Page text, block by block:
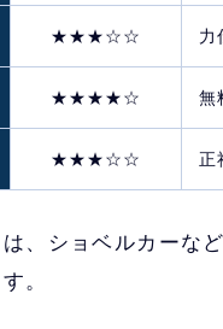
★★★☆☆ 力
★★★★☆ 無
★★★☆☆ 正
は、ショベルカーな
。